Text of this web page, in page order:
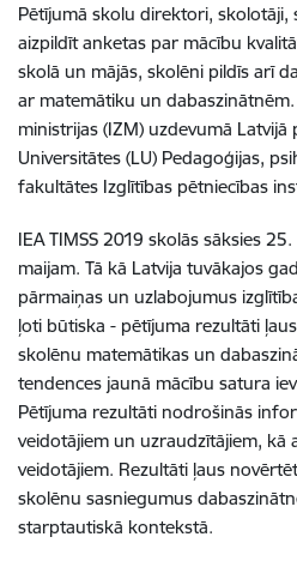
Pētījumā skolu direktori, skolotāji,
aizpildīt anketas par mācību
skolā un mājās, skolēni pildīs arī
ar matemātiku un
ministrijas (IZM) uzdevumā Latvijā
Universitātes (LU) Pedagoģijas,
fakultātes Izglītības pētniecības
IEA TIMSS 2019 skolās sāksies
maijam. Tā kā Latvija tuvākajos
pārmaiņas un uzlabojumus
ļoti būtiska - pētījuma rezultāti
skolēnu matemātikas un
tendences jaunā mācību satura
Pētījuma rezultāti nodrošinās
veidotājiem un uzraudzītājiem, kā
veidotājiem. Rezultāti ļaus
skolēnu sasniegumus
starptautiskā kontekstā.